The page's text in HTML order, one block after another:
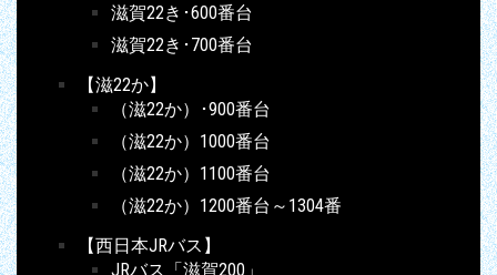
滋賀22き･600番台
滋賀22き･700番台
【滋22か】
（滋22か）･900番台
（滋22か）1000番台
（滋22か）1100番台
（滋22か）1200番台～1304番
【西日本JRバス】
JRバス「滋賀200」